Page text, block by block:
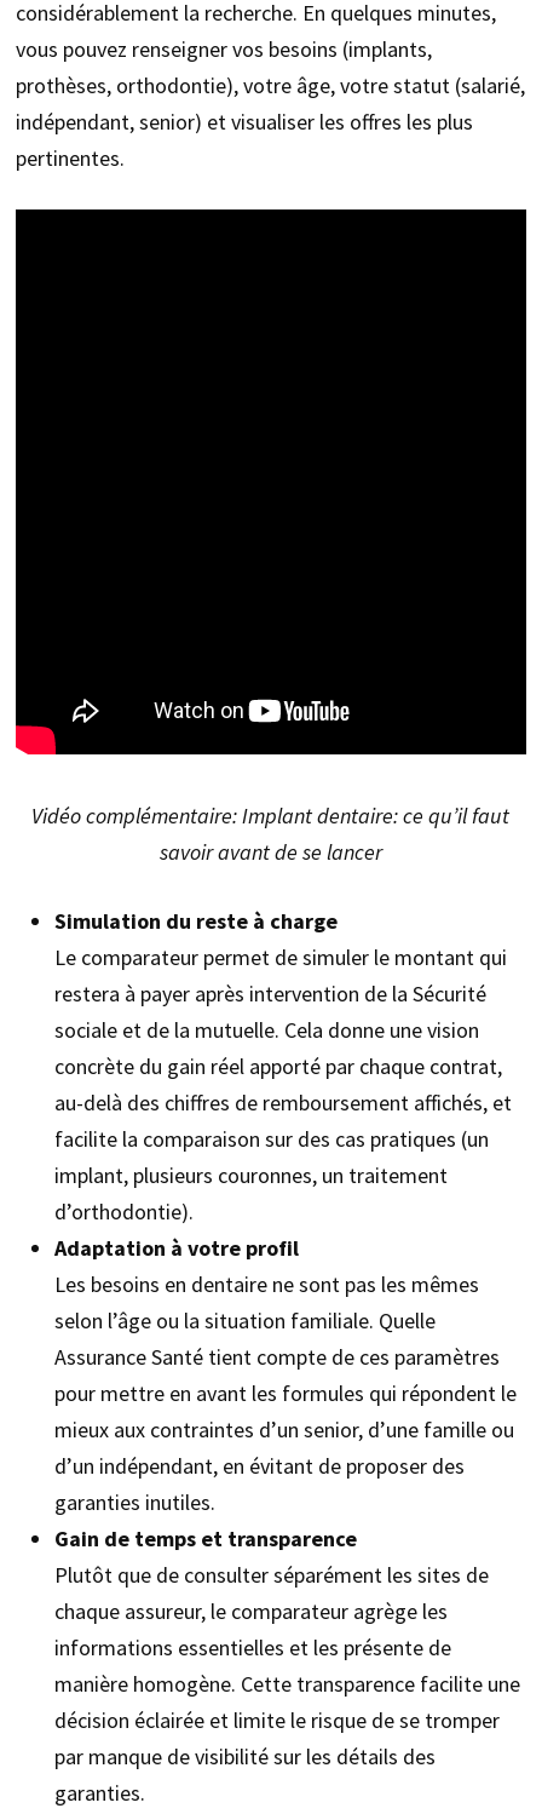
considérablement la recherche. En quelques minutes,
vous pouvez renseigner vos besoins (implants,
prothèses, orthodontie), votre âge, votre statut (salarié,
indépendant, senior) et visualiser les offres les plus
pertinentes.
Vidéo complémentaire: Implant dentaire: ce qu’il faut
savoir avant de se lancer
Simulation du reste à charge
Le comparateur permet de simuler le montant qui
restera à payer après intervention de la Sécurité
sociale et de la mutuelle. Cela donne une vision
concrète du gain réel apporté par chaque contrat,
au-delà des chiffres de remboursement affichés, et
facilite la comparaison sur des cas pratiques (un
implant, plusieurs couronnes, un traitement
d’orthodontie).
Adaptation à votre profil
Les besoins en dentaire ne sont pas les mêmes
selon l’âge ou la situation familiale. Quelle
Assurance Santé tient compte de ces paramètres
pour mettre en avant les formules qui répondent le
mieux aux contraintes d’un senior, d’une famille ou
d’un indépendant, en évitant de proposer des
garanties inutiles.
Gain de temps et transparence
Plutôt que de consulter séparément les sites de
chaque assureur, le comparateur agrège les
informations essentielles et les présente de
manière homogène. Cette transparence facilite une
décision éclairée et limite le risque de se tromper
par manque de visibilité sur les détails des
garanties.